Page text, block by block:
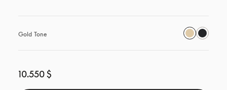
Gold Tone
10.550 $